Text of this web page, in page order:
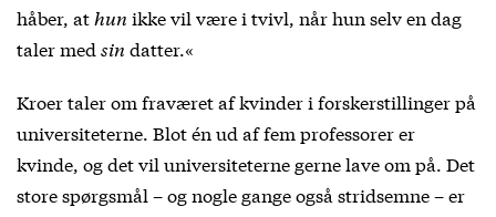
håber, at hun ikke vil være i tvivl, når hun selv en dag
taler med sin datter.«
Kroer taler om fraværet af kvinder i forskerstillinger på
universiteterne. Blot én ud af fem professorer er
kvinde, og det vil universiteterne gerne lave om på. Det
store spørgsmål – og nogle gange også stridsemne – er